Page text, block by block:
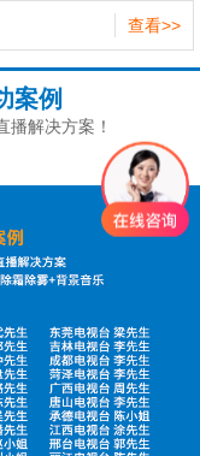
查看>>
案例
播解决方案！